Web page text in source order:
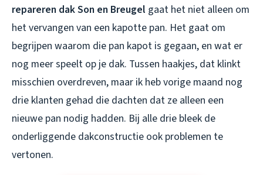
repareren dak Son en Breugel gaat het niet alleen om
het vervangen van een kapotte pan. Het gaat om
begrijpen waarom die pan kapot is gegaan, en wat er
nog meer speelt op je dak. Tussen haakjes, dat klinkt
misschien overdreven, maar ik heb vorige maand nog
drie klanten gehad die dachten dat ze alleen een
nieuwe pan nodig hadden. Bij alle drie bleek de
onderliggende dakconstructie ook problemen te
vertonen.